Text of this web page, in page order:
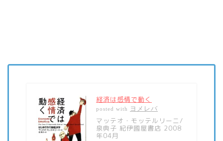
経済は感情で動く
posted with ヨメレバ
マッテオ・モッテルリーニ/
泉典子 紀伊國屋書店 2008
年04月